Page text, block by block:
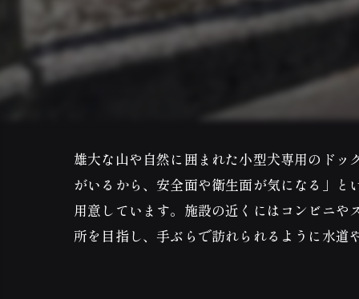
雄大な山や自然に囲まれた小型犬専用のド
がいるから、安全面や衛生面が気になる」
用意しています。施設の近くにはコンビニ
所を目指し、手ぶらで訪れられるように水